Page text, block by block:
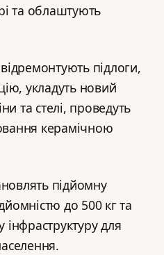
та облаштують
підлоги,
укладуть новий
та стелі, проведуть
керамічною
підйомну
до 500 кг та
для